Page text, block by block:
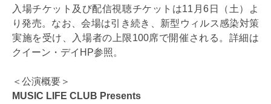
入場チケット及び配信視聴チケットは11月6日（土）よ
り発売。なお、会場は引き続き、新型ウィルス感染対策
実施を受け、入場者の上限100席で開催される。詳細は
クイーン・デイHP参照。
＜公演概要＞
MUSIC LIFE CLUB Presents